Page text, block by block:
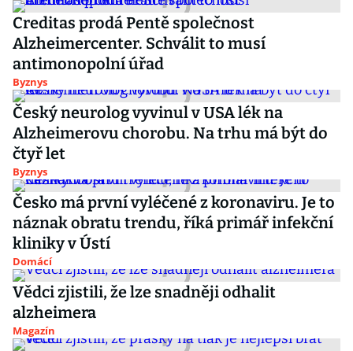
Creditas prodá Pentě společnost
Alzheimercenter. Schválit to musí
antimonopolní úřad
Byznys
Český neurolog vyvinul v USA lék na
Alzheimerovu chorobu. Na trhu má být do
čtyř let
Byznys
Česko má první vyléčené z koronaviru. Je to
náznak obratu trendu, říká primář infekční
kliniky v Ústí
Domácí
Vědci zjistili, že lze snadněji odhalit
alzheimera
Magazín